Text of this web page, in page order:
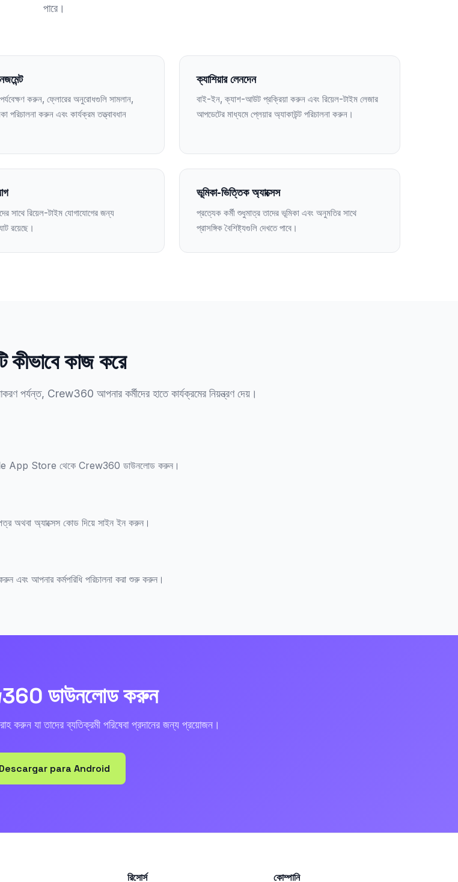
পারে।
করুন, ফ্লোরের অনুরোধগুলি সামলান,
পরিচালনা করুন এবং কার্যক্রম তত্ত্বাবধান
ক্যাশিয়ার লেনদেন
বাই-ইন, ক্যাশ-আউট প্রক্রিয়া করুন এবং রিয়েল-টাইম লেজার
আপডেটের মাধ্যমে প্লেয়ার অ্যাকাউন্ট পরিচালনা করুন।
সাথে রিয়েল-টাইম যোগাযোগের জন্য
রয়েছে।
ভূমিকা-ভিত্তিক অ্যাক্সেস
প্রত্যেক কর্মী শুধুমাত্র তাদের ভূমিকা এবং অনুমতির সাথে
প্রাসঙ্গিক বৈশিষ্ট্যগুলি দেখতে পাবে।
কীভাবে কাজ করে
পর্যন্ত, Crew360 আপনার কর্মীদের হাতে কার্যক্রমের নিয়ন্ত্রণ দেয়।
Store থেকে Crew360 ডাউনলোড করুন।
অথবা অ্যাক্সেস কোড দিয়ে সাইন ইন করুন।
করুন এবং আপনার কর্মপরিধি পরিচালনা করা শুরু করুন।
ডাউনলোড করুন
করুন যা তাদের ব্যতিক্রমী পরিষেবা প্রদানের জন্য প্রয়োজন।
para Android
রিসোর্স কোম্পানি